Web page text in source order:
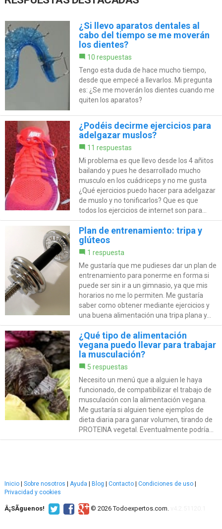
¿Si llevo aparatos dentales al
cabo del tiempo se me moverán
los dientes?
10 respuestas
Tengo esta duda de hace mucho tiempo,
desde que empecé a llevarlos. Mi pregunta
es: ¿Se me moverán los dientes cuando me
quiten los aparatos?
¿Podéis decirme ejercicios para
adelgazar muslos?
11 respuestas
Mi problema es que llevo desde los 4 añitos
bailando y pues he desarrollado mucho
musculo en los cuádriceps y no me gusta
¿Qué ejercicios puedo hacer para adelgazar
de muslo y no tonificarlos? Que es que
todos los ejercicios de internet son para...
Plan de entrenamiento: tripa y
glúteos
1 respuesta
Me gustaría que me pudieses dar un plan de
entrenamiento para ponerme en forma si
puede ser sin ir a un gimnasio, ya que mis
horarios no me lo permiten. Me gustaría
saber como obtener mediante ejercicios y
una buena alimentación una tripa plana y...
¿Qué tipo de alimentación
vegana puedo llevar para trabajar
la musculación?
5 respuestas
Necesito un menú que a alguien le haya
funcionado, de compatibilizar el trabajo de
musculación con la alimentación vegana.
Me gustaría si alguien tiene ejemplos de
dieta diaria para ganar volumen, tirando de
PROTEINA vegetal. Eventualmente podría...
Inicio | Sobre nosotros | Ayuda | Blog | Contacto | Condiciones de uso |
Privacidad y cookies
Â¡SÃ­guenos! © 2026 Todoexpertos.com.